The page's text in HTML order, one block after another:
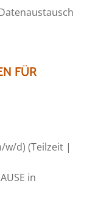
FÜR
w/d) (Teilzeit |
in